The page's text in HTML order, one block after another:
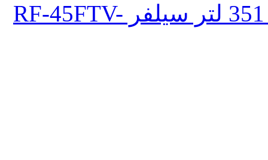
ثلاجة تورنيدو انفرتر نوفروست 351 لتر سيلفر RF-45FTV-